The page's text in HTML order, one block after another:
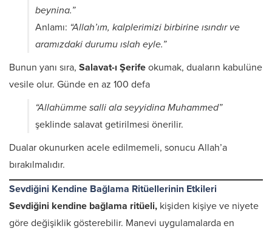
beynina.”
Anlamı: “Allah’ım, kalplerimizi birbirine ısındır ve
aramızdaki durumu ıslah eyle.”
Bunun yanı sıra, Salavat-ı Şerife okumak, duaların kabulüne
vesile olur. Günde en az 100 defa
“Allahümme salli ala seyyidina Muhammed”
şeklinde salavat getirilmesi önerilir.
Dualar okunurken acele edilmemeli, sonucu Allah’a
bırakılmalıdır.
Sevdiğini Kendine Bağlama Ritüellerinin Etkileri
Sevdiğini kendine bağlama ritüeli, kişiden kişiye ve niyete
göre değişiklik gösterebilir. Manevi uygulamalarda en